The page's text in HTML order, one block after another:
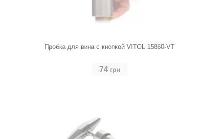
Пробка для вина с кнопкой VITOL 15860-VT
74 грн